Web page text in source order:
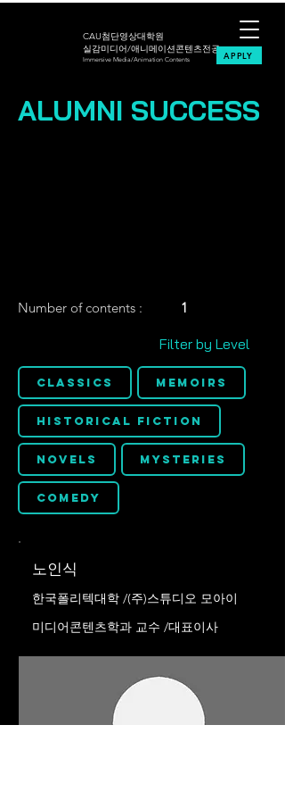
CAU첨단영상대학원
실감미디어/애니메이션콘텐츠전공
Immersive Media/Animation Contents APPLY
ALUMNI SUCCESS
Number of contents : 1
Filter by Level
Classics Memoirs
Historical Fiction
Novels Mysteries
Comedy
노인식
한국폴리텍대학 /(주)스튜디오 모아이
미디어콘텐츠학과 교수 /대표이사